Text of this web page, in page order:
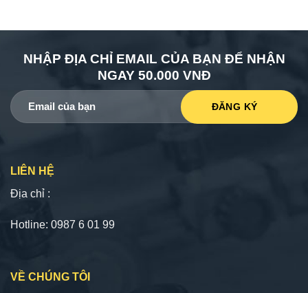
NHẬP ĐỊA CHỈ EMAIL CỦA BẠN ĐỂ NHẬN
NGAY 50.000 VNĐ
LIÊN HỆ
Địa chỉ :
Hotline: 0987 6 01 99
VỀ CHÚNG TÔI